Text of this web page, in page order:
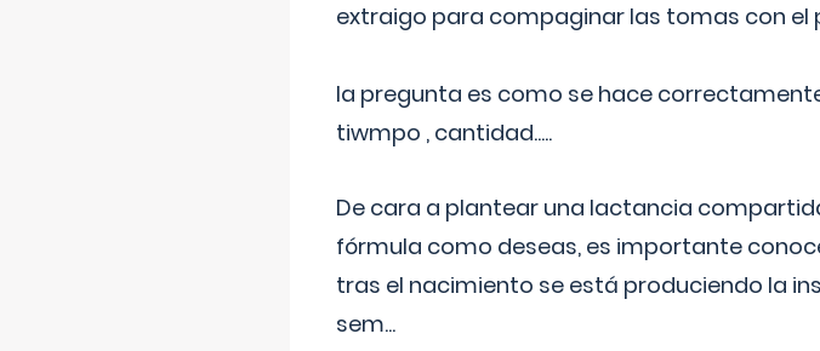
extraigo para compaginar las tomas con el
la pregunta es como se hace
tiwmpo , cantidad.....
De cara a plantear una lactancia
fórmula como deseas, es importante
tras el nacimiento se está produciendo la
sem...